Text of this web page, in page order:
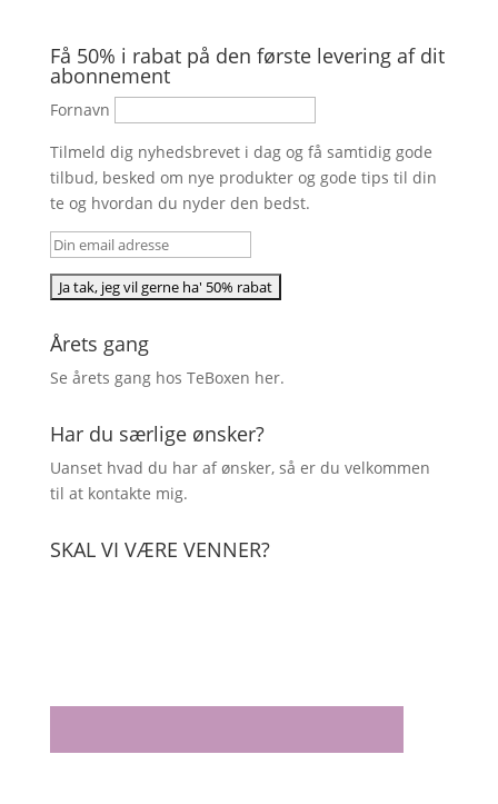
Få 50% i rabat på den første levering af dit
abonnement
Fornavn
Tilmeld dig nyhedsbrevet i dag og få samtidig gode
tilbud, besked om nye produkter og gode tips til din
te og hvordan du nyder den bedst.
Årets gang
Se årets gang hos TeBoxen her.
Har du særlige ønsker?
Uanset hvad du har af ønsker, så er du velkommen
til at kontakte mig.
SKAL VI VÆRE VENNER?